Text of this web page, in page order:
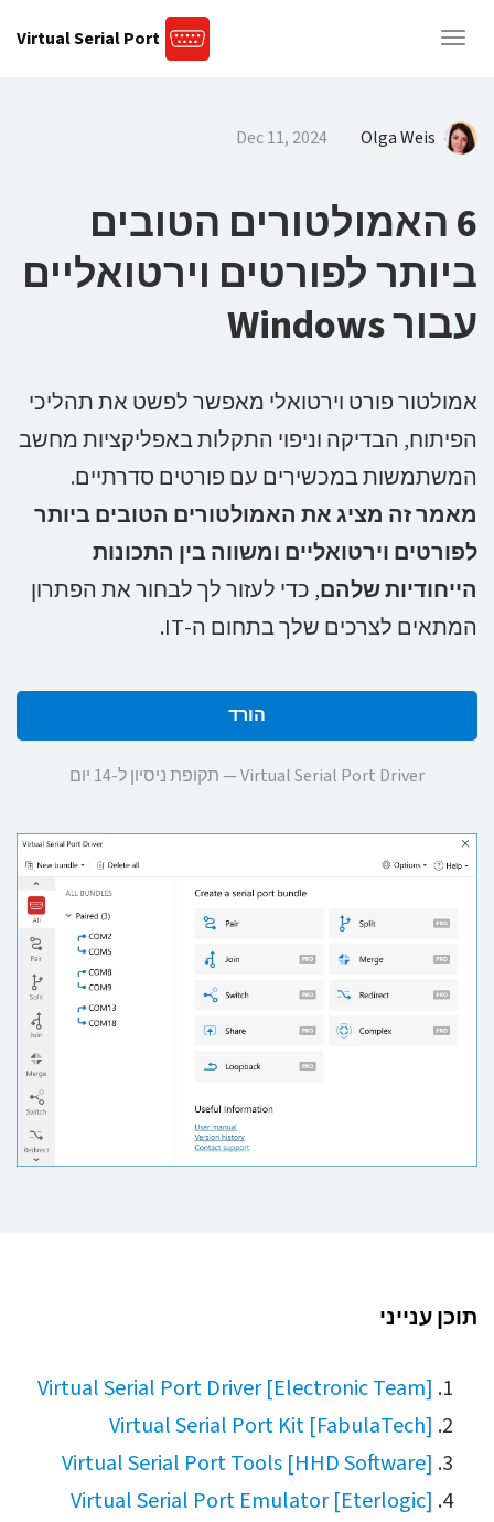
Toggle
Virtual Serial Port
Olga Weis
Dec 11, 2024
6 האמולטורים הטובים
ביותר לפורטים וירטואליים
עבור Windows
אמולטור פורט וירטואלי מאפשר לפשט את תהליכי
הפיתוח, הבדיקה וניפוי התקלות באפליקציות מחשב
המשתמשות במכשירים עם פורטים סדרתיים.
מאמר זה מציג את האמולטורים הטובים ביותר
לפורטים וירטואליים ומשווה בין התכונות
הייחודיות שלהם, כדי לעזור לך לבחור את הפתרון
המתאים לצרכים שלך בתחום ה-IT.
הורד
Virtual Serial Port Driver — תקופת ניסיון ל-14 יום
תוכן ענייני
Virtual Serial Port Driver [Electronic Team]
Virtual Serial Port Kit [FabulaTech]
Virtual Serial Port Tools [HHD Software]
Virtual Serial Port Emulator [Eterlogic]